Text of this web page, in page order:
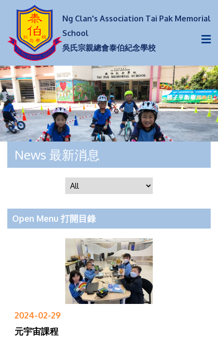
Ng Clan's Association Tai Pak Memorial
School
吳氏宗親總會泰伯紀念學校
News 最新消息
Open Menu 打開目錄
2024-02-29
元宇宙課程